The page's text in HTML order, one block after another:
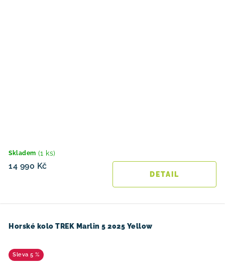
Skladem (1 ks)
14 990 Kč
Horské kolo TREK Marlin 5 2025 Yellow
5 %